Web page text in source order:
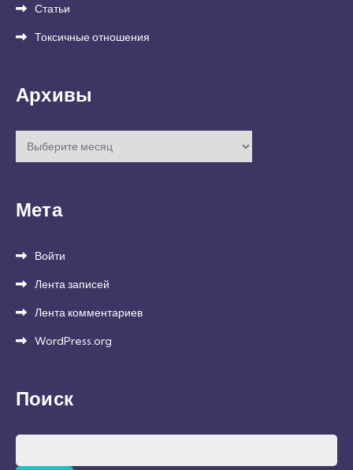
Статьи
Токсичные отношения
Архивы
Архивы
Мета
Войти
Лента записей
Лента комментариев
WordPress.org
Поиск